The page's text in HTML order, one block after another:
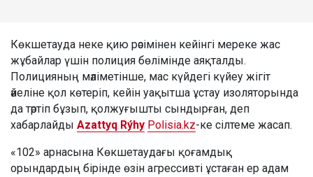
Көкшетауда неке қию рәсімінен кейінгі мереке жас
жұбайлар үшін полиция бөлімінде аяқталды.
Полицияның мәліметінше, мас күйдегі күйеу жігіт
әйеліне қол көтеріп, кейін уақытша ұстау изоляторында
да тәртіп бұзып, қолжуғышты сындырған, деп
хабарлайды Azattyq Rýhy Polisia.kz-ке сілтеме жасап.
«102» арнасына Көкшетаудағы қоғамдық
орындардың бірінде өзін агрессивті ұстаған ер адам